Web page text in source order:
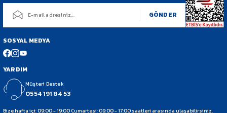
GÖNDER
SOSYAL MEDYA
YARDIM
Müşteri Destek
0554 191 84 53
Bize hafta içi: 09:00 - 19:00 Cumartesi: 09:00 - 17:00 saatleri arasında ulaşabilirsiniz.